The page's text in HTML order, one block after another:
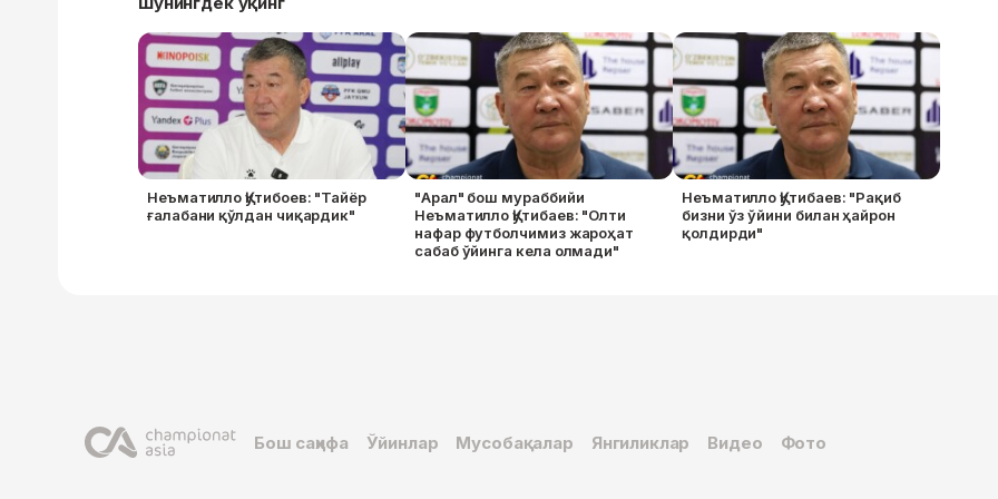
Неъматилло Қутибоев: "Тайёр
ғалабани қўлдан чиқардик"
"Арал" бош мураббийи
Неъматилло Қутибаев: "Олти
нафар футболчимиз жароҳат
сабаб ўйинга кела олмади"
Неъматилло Қутибаев: "Рақиб
бизни ўз ўйини билан ҳайрон
қолдирди"
Бош саҳифа Ўйинлар Мусобақалар Янгиликлар Видео Фото